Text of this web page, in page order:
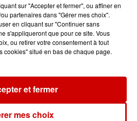
Voir plus
Ride the Show à
!
sur "Accepter et fermer", ou affiner en
partenaires dans "Gérer mes choix".
en cliquant sur "Continuer sans
s'appliqueront que pour ce site. Vous
ou retirer votre consentement à tout
cookies" situé en bas de chaque page.
mes choix
et fermer